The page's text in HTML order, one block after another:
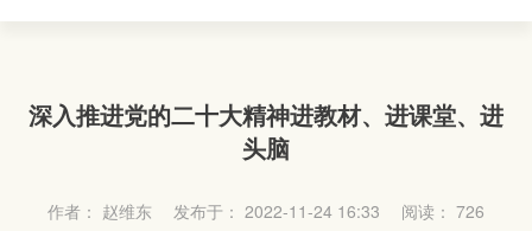
深入推进党的二十大精神进教材、进课堂、进
头脑
作者： 赵维东 发布于： 2022-11-24 16:33 阅读： 726